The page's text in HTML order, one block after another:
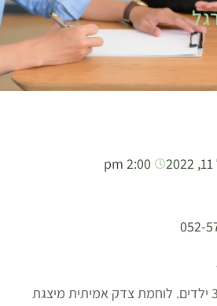
2:00 pm
רעיה ואם ל 3 ילדים. לוחמת צדק אמיתית מיצגת